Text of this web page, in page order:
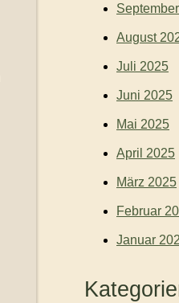
August
Juli 2025
Juni 2025
Mai 2025
April 2025
März 2025
Februar
Januar